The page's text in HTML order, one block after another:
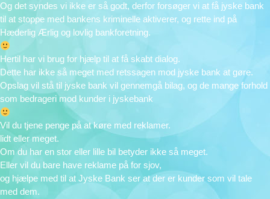
Og det syndes vi ikke er så godt, derfor forsøger vi at få jyske bank
til at stoppe med bankens kriminelle aktiverer, og rette ind på
Hæderlig Ærlig og lovlig bankforetning.
Hertil har vi brug for hjælp til at få skabt dialog.
Dette har ikke så meget med retssagen mod jyske bank at gøre.
Opslag vil stå til jyske bank vil gennemgå bilag, og de mange forhold
som bedrageri mod kunder i jyskebank
Vil du tjene penge på at køre med reklamer.
lidt eller meget.
Om du har en stor eller lille bil betyder ikke så meget.
Eller vil du bare have reklame på for sjov,
og hjælpe med til at Jyske Bank ser at der er kunder som vil tale
med dem.